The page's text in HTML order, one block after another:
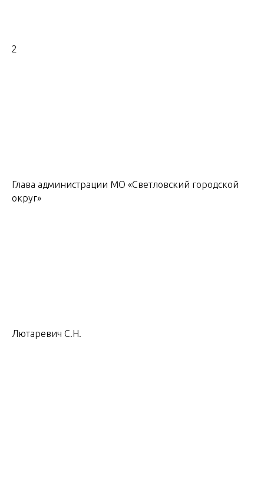
2
Глава администрации МО «Светловский городской
округ»
Лютаревич С.Н.